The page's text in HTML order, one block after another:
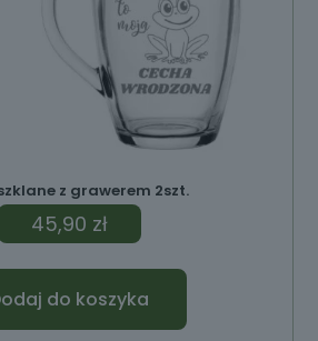
z grawerem 2szt.
45,90 zł
do koszyka